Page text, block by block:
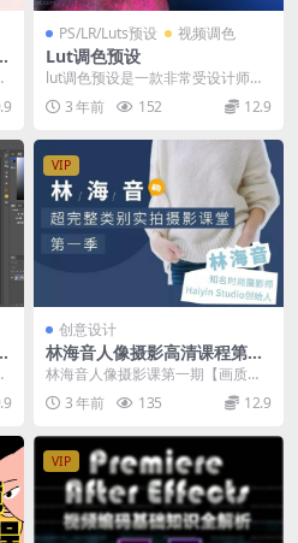
PS/LR/Luts预设 视频调色
Lut调色预设
lut调色预设是一款非常受设计师喜
欢的后期调色预设，通过使用LUT
可以迅速达到很...
3 年前 152 12.9
VIP
创意设计
林海音人像摄影高清课程第一
期
林海音人像摄影课第一期【画质高
清】 51自学联盟分享林海音人像摄
影课第一期【画质...
3 年前 135 12.9
VIP